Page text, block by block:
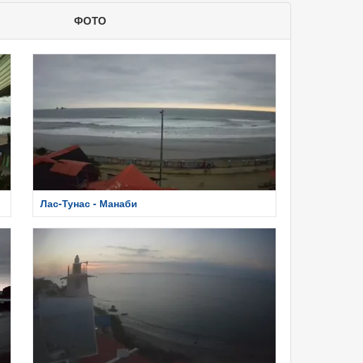
ФОТО
Лас-Тунас - Манаби